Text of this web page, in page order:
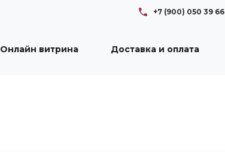
+7 (900) 050 39 66
Онлайн витрина Доставка и оплата